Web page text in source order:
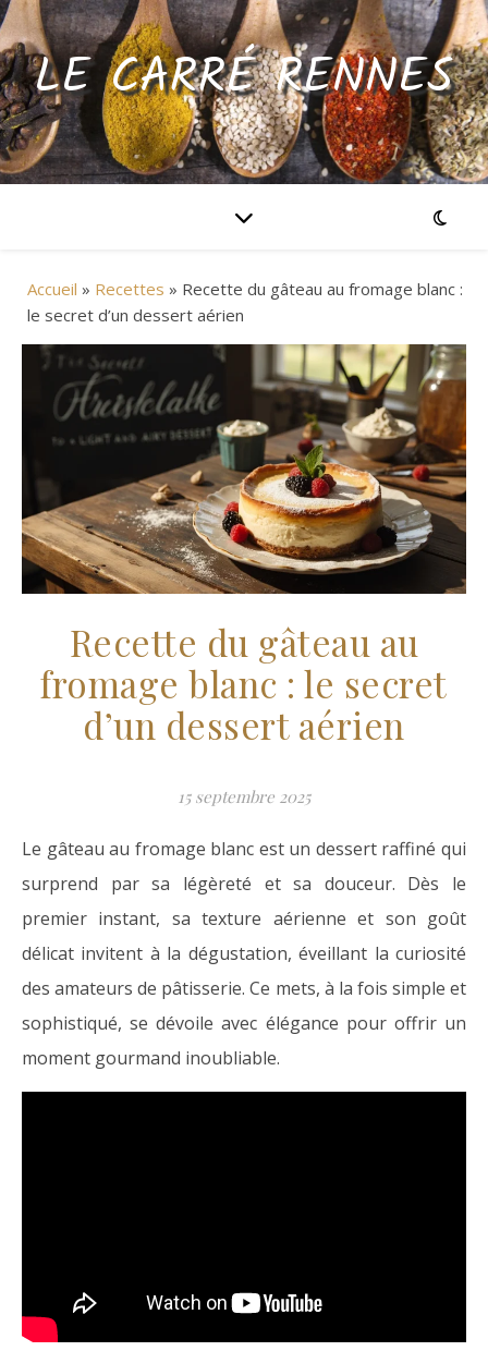
LE CARRÉ RENNES
Accueil » Recettes » Recette du gâteau au fromage blanc :
le secret d’un dessert aérien
Recette du gâteau au
fromage blanc : le secret
d’un dessert aérien
15 septembre 2025
Le gâteau au fromage blanc est un dessert raffiné qui
surprend par sa légèreté et sa douceur. Dès le
premier instant, sa texture aérienne et son goût
délicat invitent à la dégustation, éveillant la curiosité
des amateurs de pâtisserie. Ce mets, à la fois simple et
sophistiqué, se dévoile avec élégance pour offrir un
moment gourmand inoubliable.